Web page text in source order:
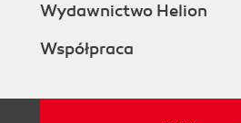
Wydawnictwo Helion
Współpraca